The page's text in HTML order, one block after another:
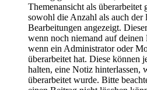
Themenansicht als überarbeitet
sowohl die Anzahl als auch der
Bearbeitungen angezeigt.
wenn noch niemand auf
wenn ein Administrator oder
überarbeitet hat. Diese können
halten, eine Notiz hinterlassen,
überarbeitet wurde. Bitte